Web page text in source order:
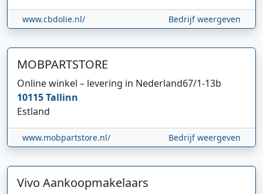
www.cbdolie.nl/ Bedrijf weergeven
MOBPARTSTORE
Online winkel – levering in Nederland67/1-13b
10115Tallinn
Estland
www.mobpartstore.nl/ Bedrijf weergeven
Vivo Aankoopmakelaars